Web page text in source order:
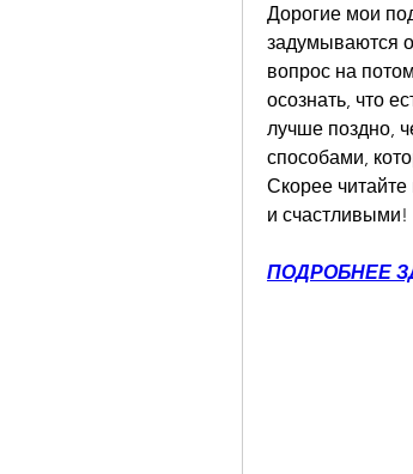
Дорогие мои
задумываются
вопрос на
осознать, что
лучше поздно,
способами,
Скорее
и счастливыми!
ПОДРОБНЕЕ